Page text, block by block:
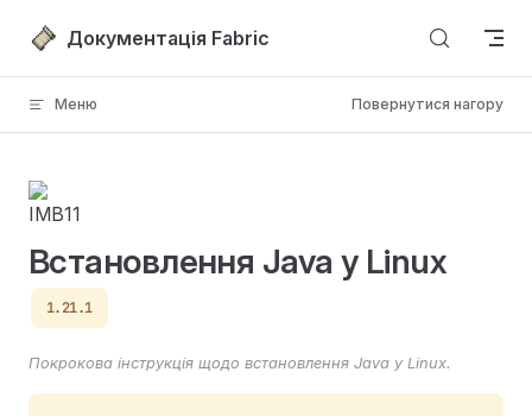
Перейти до вмісту
Документація Fabric
Меню Повернутися нагору
Встановлення Java у Linux
1.21.1
Покрокова інструкція щодо встановлення Java у Linux.